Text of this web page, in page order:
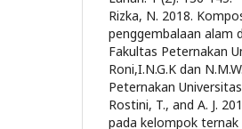
Rizka, N. 2018.
penggembalaan alam
Fakultas Peternakan
Roni,I.N.G.K dan
Peternakan
Rostini, T., and A. J.
pada kelompok ternak